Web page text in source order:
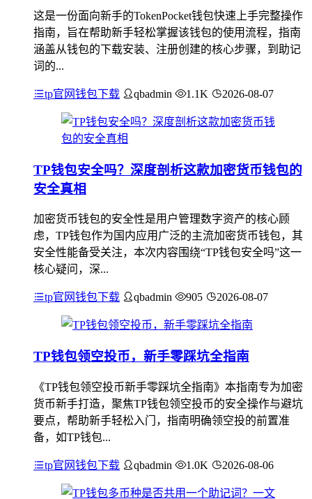
这是一份面向新手的TokenPocket钱包快速上手完整操作
指南，旨在帮助新手轻松掌握该钱包的使用流程，指南
涵盖从钱包的下载安装、注册创建的核心步骤，到助记
词的...
tp官网钱包下载 qbadmin 1.1K 2026-08-07
TP钱包安全吗？深度剖析这款加密货币钱包的
安全真相
加密货币钱包的安全性是用户管理数字资产的核心顾
虑，TP钱包作为国内应用广泛的主流加密货币钱包，其
安全性能备受关注，本次内容围绕“TP钱包安全吗”这一
核心疑问，深...
tp官网钱包下载 qbadmin 905 2026-08-07
TP钱包领空投币，新手零踩坑全指南
《TP钱包领空投币新手零踩坑全指南》本指南专为加密
货币新手打造，聚焦TP钱包领空投币的安全操作与避坑
要点，帮助新手轻松入门，指南明确领空投的前置准
备，如TP钱包...
tp官网钱包下载 qbadmin 1.0K 2026-08-06